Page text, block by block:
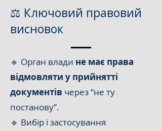
⚖️ Ключовий правовий
висновок
🔹 Орган влади не має права
відмовляти у прийнятті
документів через “не ту
постанову”.
🔹 Вибір і застосування